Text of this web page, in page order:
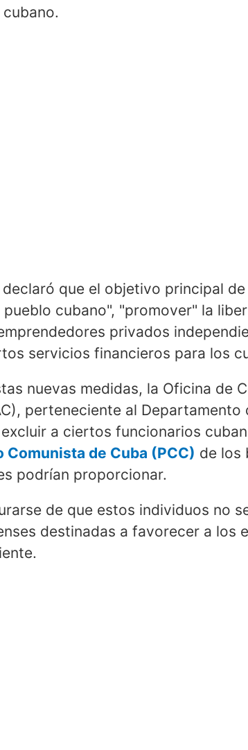
que el objetivo principal
cubano", "promover" la
privados
servicios financieros para los
nuevas medidas, la Oficina de
perteneciente al Departamento
a ciertos funcionarios
Comunista de Cuba (PCC) de los
podrían proporcionar.
de que estos individuos no
destinadas a favorecer a los